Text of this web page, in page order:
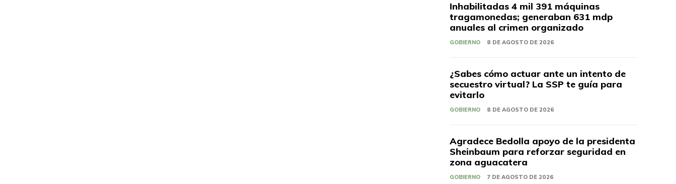
Inhabilitadas 4 mil 391 máquinas
tragamonedas; generaban 631 mdp
anuales al crimen organizado
GOBIERNO 8 DE AGOSTO DE 2026
¿Sabes cómo actuar ante un intento de
secuestro virtual? La SSP te guía para
evitarlo
GOBIERNO 8 DE AGOSTO DE 2026
Agradece Bedolla apoyo de la presidenta
Sheinbaum para reforzar seguridad en
zona aguacatera
GOBIERNO 7 DE AGOSTO DE 2026